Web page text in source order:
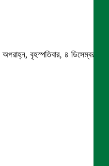
বৃহস্পতিবার, ৪ ডিসেম্বর